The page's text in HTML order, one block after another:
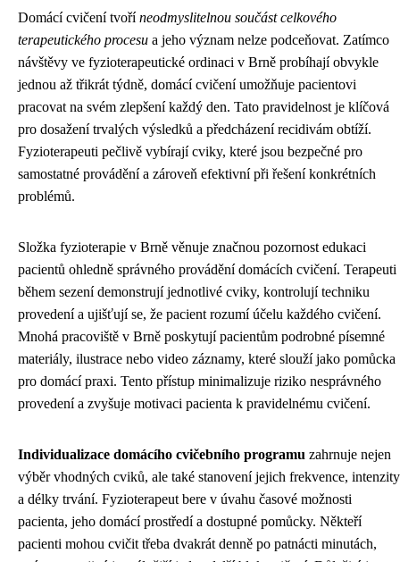
Domácí cvičení tvoříneodmyslitelnou součást celkového
terapeutického procesu a jeho význam nelze podceňovat. Zatímco
návštěvy ve fyzioterapeutické ordinaci v Brně probíhají obvykle
jednou až třikrát týdně, domácí cvičení umožňuje pacientovi
pracovat na svém zlepšení každý den. Tato pravidelnost je klíčová
pro dosažení trvalých výsledků a předcházení recidivám obtíží.
Fyzioterapeuti pečlivě vybírají cviky, které jsou bezpečné pro
samostatné provádění a zároveň efektivní při řešení konkrétních
problémů.
Složka fyzioterapie v Brně věnuje značnou pozornost edukaci
pacientů ohledně správného provádění domácích cvičení. Terapeuti
během sezení demonstrují jednotlivé cviky, kontrolují techniku
provedení a ujišťují se, že pacient rozumí účelu každého cvičení.
Mnohá pracoviště v Brně poskytují pacientům podrobné písemné
materiály, ilustrace nebo video záznamy, které slouží jako pomůcka
pro domácí praxi. Tento přístup minimalizuje riziko nesprávného
provedení a zvyšuje motivaci pacienta k pravidelnému cvičení.
Individualizace domácího cvičebního programu zahrnuje nejen
výběr vhodných cviků, ale také stanovení jejich frekvence, intenzity
a délky trvání. Fyzioterapeut bere v úvahu časové možnosti
pacienta, jeho domácí prostředí a dostupné pomůcky. Někteří
pacienti mohou cvičit třeba dvakrát denně po patnácti minutách,